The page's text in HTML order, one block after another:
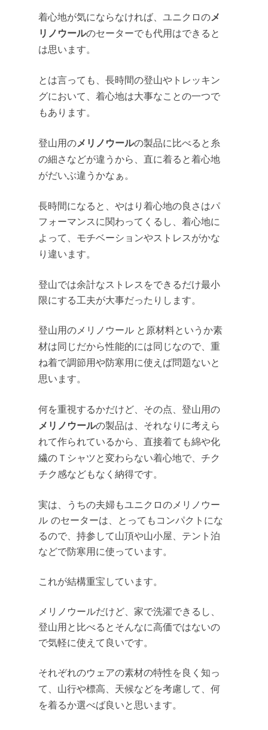
着心地が気にならなければ、ユニクロのメ
リノウールのセーターでも代用はできると
は思います。
とは言っても、長時間の登山やトレッキン
グにおいて、着心地は大事なことの一つで
もあります。
登山用のメリノウールの製品に比べると糸
の細さなどが違うから、直に着ると着心地
がだいぶ違うかなぁ。
長時間になると、やはり着心地の良さはパ
フォーマンスに関わってくるし、着心地に
よって、モチベーションやストレスがかな
り違います。
登山では余計なストレスをできるだけ最小
限にする工夫が大事だったりします。
登山用のメリノウール と原材料というか素
材は同じだから性能的には同じなので、重
ね着で調節用や防寒用に使えば問題ないと
思います。
何を重視するかだけど、その点、登山用の
メリノウールの製品は、それなりに考えら
れて作られているから、直接着ても綿や化
繊のＴシャツと変わらない着心地で、チク
チク感などもなく納得です。
実は、うちの夫婦もユニクロのメリノウー
ル のセーターは、とってもコンパクトにな
るので、持参して山頂や山小屋、テント泊
などで防寒用に使っています。
これが結構重宝しています。
メリノウールだけど、家で洗濯できるし、
登山用と比べるとそんなに高価ではないの
で気軽に使えて良いです。
それぞれのウェアの素材の特性を良く知っ
て、山行や標高、天候などを考慮して、何
を着るか選べば良いと思います。